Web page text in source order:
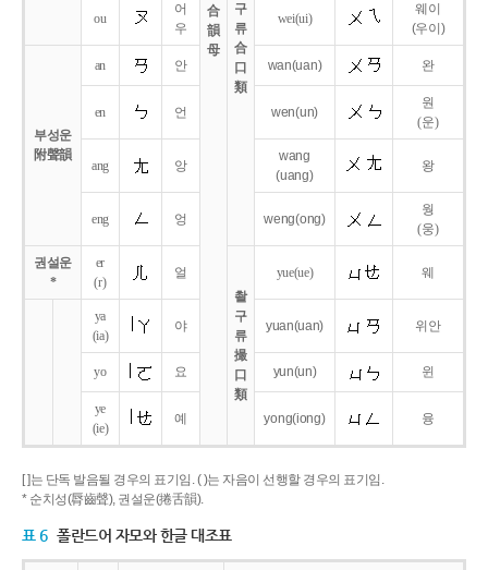
合
韻
母
구
류
合
口
類
ou
어
우
wei(ui)
웨이
(우이)
부성운
附聲韻
an 안 wan(uan) 완
en 언 wen(un)
원
(운)
ang 앙
wang
(uang)
왕
eng 엉 weng(ong)
웡
(웅)
권설운
*
er
(r)
얼
촬
구
류
撮
口
類
yue(ue) 웨
ya
(ia)
야 yuan(uan) 위안
yo 요 yun(un) 윈
ye
(ie)
예 yong(iong) 융
[ ]는 단독 발음될 경우의 표기임. ( )는 자음이 선행할 경우의 표기임.
* 순치성(脣齒聲), 권설운(捲舌韻).
표 6 폴란드어 자모와 한글 대조표